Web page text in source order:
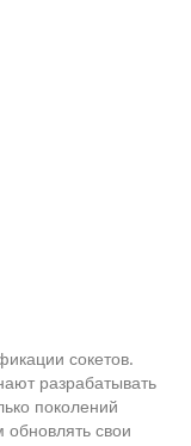
сокетов.
разрабатывать
поколений
обновлять свои